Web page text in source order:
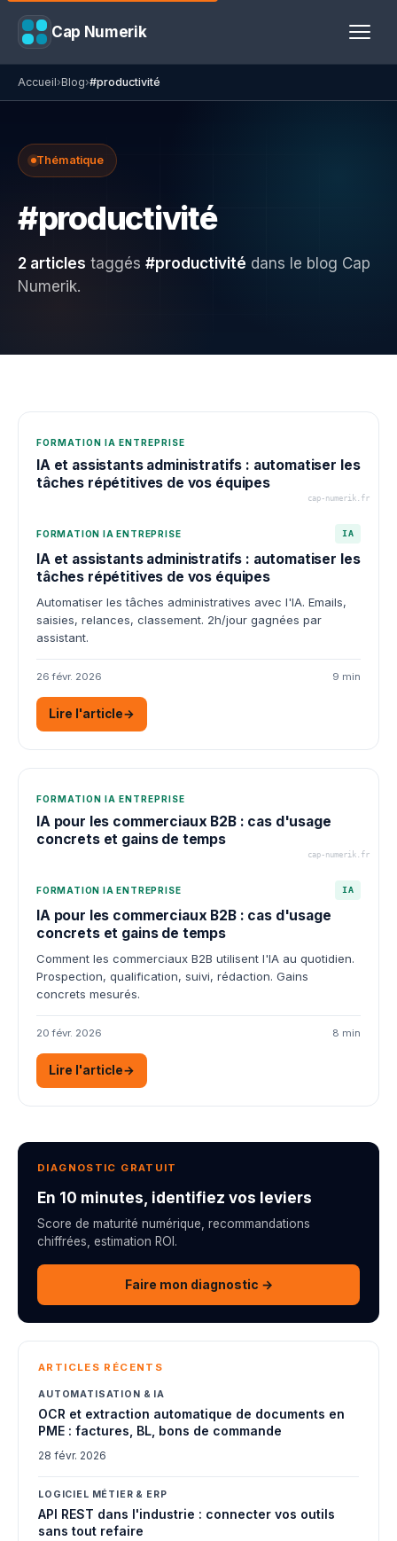
Cap Numerik
Accueil›Blog›#productivité
Thématique
#productivité
2 articles taggés #productivité dans le blog Cap
Numerik.
FORMATION IA ENTREPRISE
IA et assistants administratifs : automatiser les
tâches répétitives de vos équipes
cap-numerik.fr
FORMATION IA ENTREPRISE IA
IA et assistants administratifs : automatiser les
tâches répétitives de vos équipes
Automatiser les tâches administratives avec l'IA. Emails,
saisies, relances, classement. 2h/jour gagnées par
assistant.
26 févr. 2026 9 min
Lire l'article→
FORMATION IA ENTREPRISE
IA pour les commerciaux B2B : cas d'usage
concrets et gains de temps
cap-numerik.fr
FORMATION IA ENTREPRISE IA
IA pour les commerciaux B2B : cas d'usage
concrets et gains de temps
Comment les commerciaux B2B utilisent l'IA au quotidien.
Prospection, qualification, suivi, rédaction. Gains
concrets mesurés.
20 févr. 2026 8 min
Lire l'article→
DIAGNOSTIC GRATUIT
En 10 minutes, identifiez vos leviers
Score de maturité numérique, recommandations
chiffrées, estimation ROI.
Faire mon diagnostic →
ARTICLES RÉCENTS
AUTOMATISATION & IA
OCR et extraction automatique de documents en
PME : factures, BL, bons de commande
28 févr. 2026
LOGICIEL MÉTIER & ERP
API REST dans l'industrie : connecter vos outils
sans tout refaire